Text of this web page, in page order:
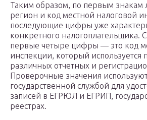
Таким образом, по первым знакам
регион и код местной налоговой
последующие цифры уже
конкретного налогоплательщика.
первые четыре цифры — это код
инспекции, который используется
различных отчетных и
Проверочные значения
государственной службой для
записей в ЕГРЮЛ и ЕГРИП,
реестрах.